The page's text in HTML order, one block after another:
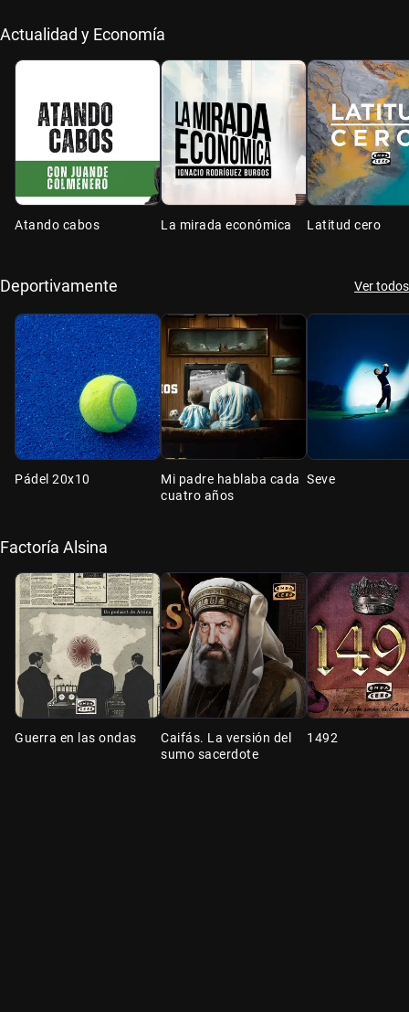
Actualidad y Economía
Atando cabos La mirada económica Latitud cero
Deportivamente Ver todos
Pádel 20x10
Mi padre hablaba cada
cuatro años
Seve
Factoría Alsina
Guerra en las ondas
Caifás. La versión del
sumo sacerdote
1492